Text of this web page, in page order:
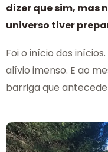
dizer que sim, mas
universo tiver
Foi o início dos
alívio imenso. E ao
barriga que